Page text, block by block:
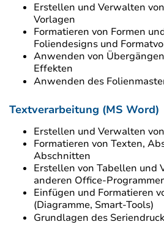
Erstellen und Verwalten
Vorlagen
Formatieren von Formen
Foliendesigns und
Anwenden von
Effekten
Anwenden des
Textverarbeitung (MS Word)
Erstellen und Verwalten
Formatieren von Texten,
Abschnitten
Erstellen von Tabellen und
anderen Office-
Einfügen und Formatieren
(Diagramme, Smart-Tools)
Grundlagen des